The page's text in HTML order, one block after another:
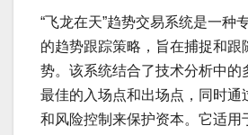
“飞龙在天”趋势交易系统是一种
的趋势跟踪策略，旨在捕捉和跟
势。该系统结合了技术分析中的
最佳的入场点和出场点，同时通
和风险控制来保护资本。它适用